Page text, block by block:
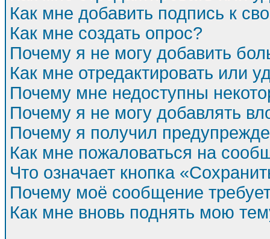
Как мне добавить подпись к
Как мне создать опрос?
Почему я не могу добавить
Как мне отредактировать или
Почему мне недоступны
Почему я не могу добавлять
Почему я получил
Как мне пожаловаться на
Что означает кнопка
Почему моё сообщение
Как мне вновь поднять мою